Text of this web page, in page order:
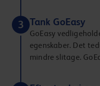
3 Tank GoEasy
GoEasy
egenskaber. Det
mindre slitage.